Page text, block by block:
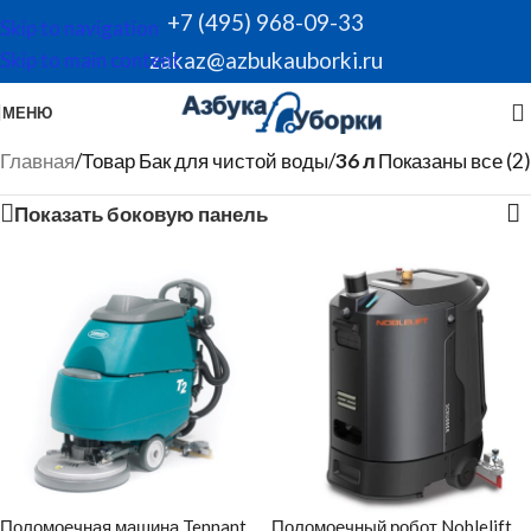
Skip to navigation
Skip to main content
+7 (495) 968-09-33
zakaz@azbukauborki.ru
МЕНЮ
Главная/Товар Бак для чистой воды/36 лПоказаны все (2)
Показать боковую панель
Поломоечная машина Tennant Поломоечный робот Noblelift